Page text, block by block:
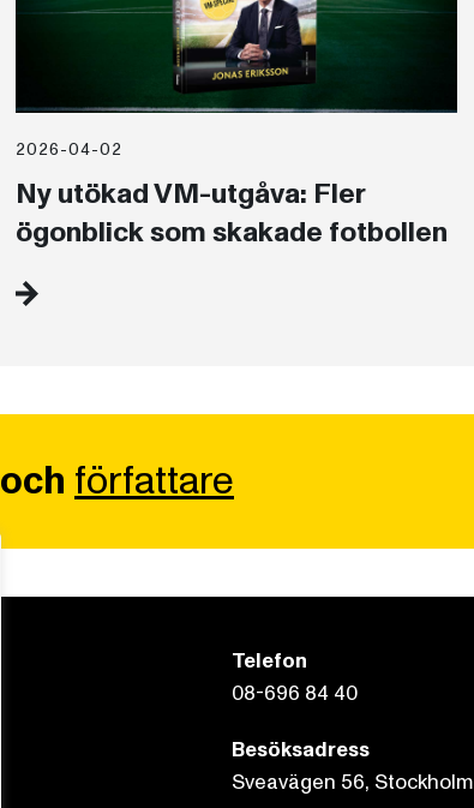
2026-04-02
Ny utökad VM-utgåva: Fler
ögonblick som skakade fotbollen
och författare
Telefon
08-696 84 40
Besöksadress
Sveavägen 56, Stockholm